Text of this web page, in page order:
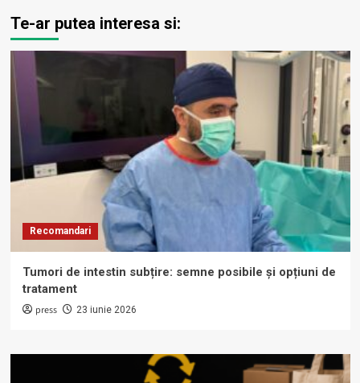
Te-ar putea interesa si:
Recomandari
Tumori de intestin subțire: semne posibile și opțiuni de
tratament
press 23 iunie 2026